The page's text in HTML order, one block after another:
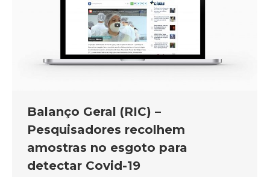
Balanço Geral (RIC) –
Pesquisadores recolhem
amostras no esgoto para
detectar Covid-19